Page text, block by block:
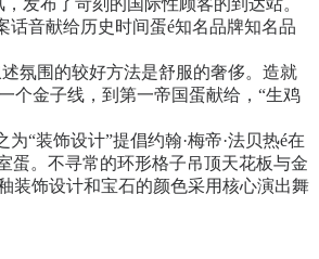
音献给历史时间蛋é知名品牌知名品
氛围的较好方法是舒服的奢侈。造就
个金子线，到第一帝国蛋献给，“生鸡
“装饰设计”提倡约翰·梅帝·法贝热é在
蛋。不寻常的环形格子吊顶天花板与金
装饰设计和宝石的颜色采用核心演出舞